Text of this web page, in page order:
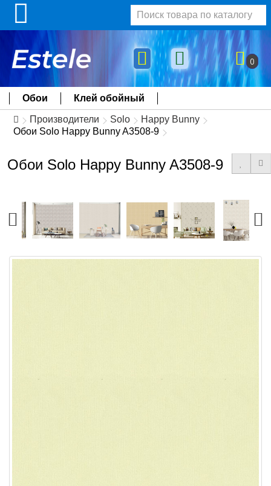
0
Обои Клей обойный
Производители Solo
Happy Bunny
Обои Solo Happy Bunny A3508-9
Обои Solo Happy Bunny A3508-9